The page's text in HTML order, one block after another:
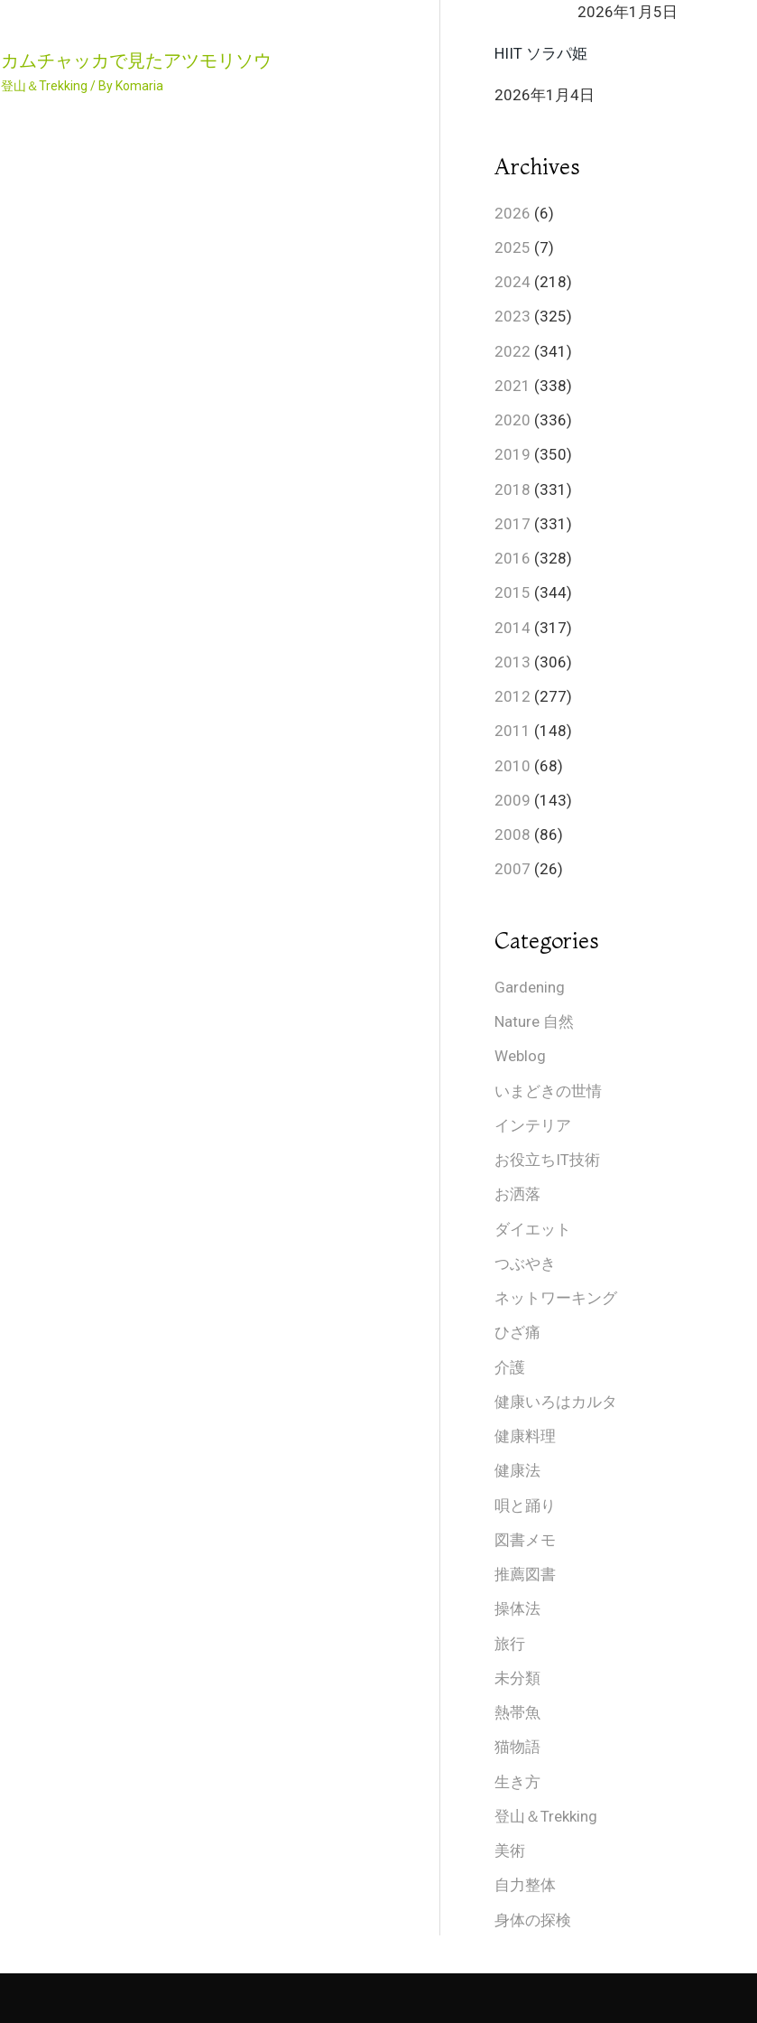
カムチャッカで見たアツモリソウ
登山＆Trekking / By Komaria
2026年1月5日
HIIT ソラパ姫
2026年1月4日
Archives
2026 (6)
2025 (7)
2024 (218)
2023 (325)
2022 (341)
2021 (338)
2020 (336)
2019 (350)
2018 (331)
2017 (331)
2016 (328)
2015 (344)
2014 (317)
2013 (306)
2012 (277)
2011 (148)
2010 (68)
2009 (143)
2008 (86)
2007 (26)
Categories
Gardening
Nature 自然
Weblog
いまどきの世情
インテリア
お役立ちIT技術
お洒落
ダイエット
つぶやき
ネットワーキング
ひざ痛
介護
健康いろはカルタ
健康料理
健康法
唄と踊り
図書メモ
推薦図書
操体法
旅行
未分類
熱帯魚
猫物語
生き方
登山＆Trekking
美術
自力整体
身体の探検